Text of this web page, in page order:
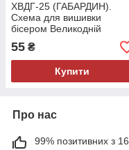
ХВДГ-25 (ГАБАРДИН).
Схема для вишивки
бісером Великодній
рушник
55 ₴
Купити
Про нас
99% позитивних з